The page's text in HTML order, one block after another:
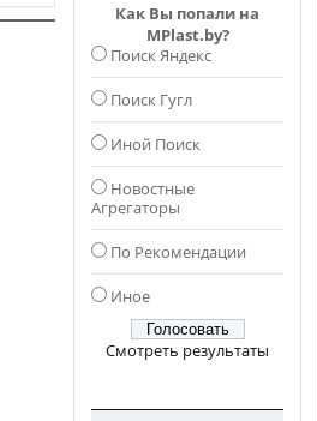
Как Вы попали на
MPlast.by?
Поиск Яндекс
Поиск Гугл
Иной Поиск
Новостные
Агрегаторы
По Рекомендации
Иное
Смотреть результаты